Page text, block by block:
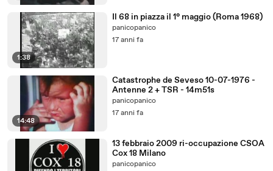
1:38
Il 68 in piazza il 1° maggio (Roma 1968)
panicopanico
17 anni fa
14:48
Catastrophe de Seveso 10-07-1976 -
Antenne 2 + TSR - 14m51s
panicopanico
17 anni fa
13 febbraio 2009 ri-occupazione CSOA
Cox 18 Milano
panicopanico